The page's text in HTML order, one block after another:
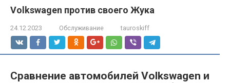
Volkswagen против своего Жука
24.12.2023 Обслуживание tauroskiff
Сравнение автомобилей Volkswagen и